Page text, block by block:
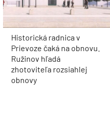
Historická radnica v
Prievoze čaká na obnovu.
Ružinov hľadá
zhotoviteľa rozsiahlej
obnovy